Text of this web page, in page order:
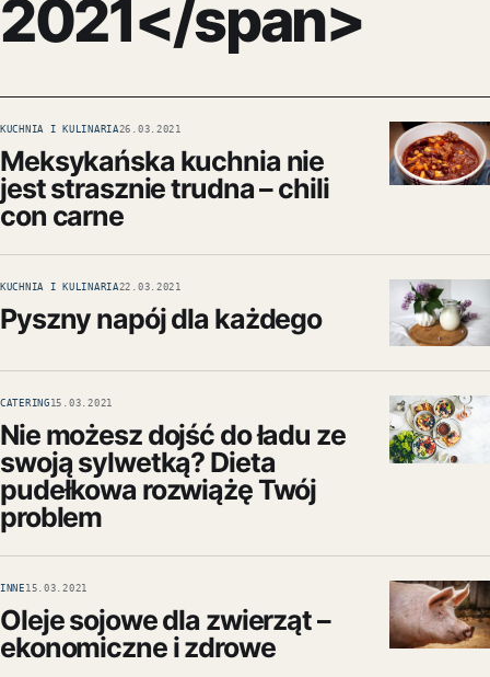
2021</span>
KUCHNIA I KULINARIA26.03.2021
Meksykańska kuchnia nie
jest strasznie trudna – chili
con carne
KUCHNIA I KULINARIA22.03.2021
Pyszny napój dla każdego
CATERING 15.03.2021
Nie możesz dojść do ładu ze
swoją sylwetką? Dieta
pudełkowa rozwiążę Twój
problem
INNE 15.03.2021
Oleje sojowe dla zwierząt –
ekonomiczne i zdrowe